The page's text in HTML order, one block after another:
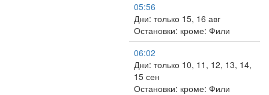
05:56
Дни: только 15, 16 авг
Остановки: кроме: Фили
06:02
Дни: только 10, 11, 12, 13, 14,
15 сен
Остановки: кроме: Фили